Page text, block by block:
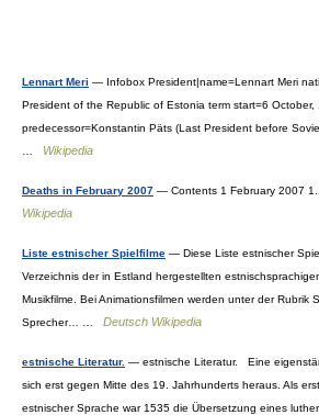
Lennart Meri — Infobox President|name=Lennart Meri
President of the Republic of Estonia term start=6
predecessor=Konstantin Päts (Last President before
Wikipedia
Deaths in February 2007 — Contents 1 February 2007
Wikipedia
Liste estnischer Spielfilme — Diese Liste estnischer
Verzeichnis der in Estland hergestellten
Musikfilme. Bei Animationsfilmen werden unter der Rubrik
Sprecher… … Deutsch Wikipedia
estnische Literatur. — estnische Literatur. Eine
sich erst gegen Mitte des 19. Jahrhunderts heraus. Als
estnischer Sprache war 1535 die Übersetzung eines